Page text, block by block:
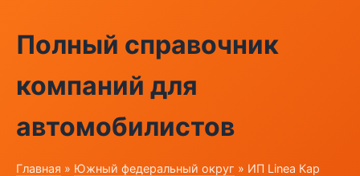
Полный справочник
компаний для
автомобилистов
Главная » Южный федеральный округ » ИП Linea Кар